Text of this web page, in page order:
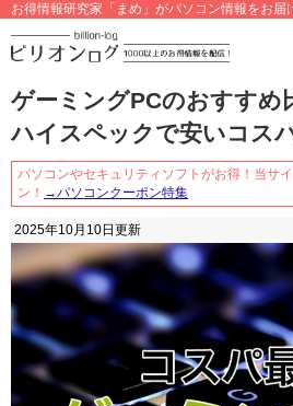
お得情報研究家「まめ」がパソコン情報をお届
ゲーミングPCのおすすめ
ハイスペックで安いコス
パソコンやセキュリティソフトがお得！当サ
ン！ →パソコンクーポン特集
2025年10月10日 更新